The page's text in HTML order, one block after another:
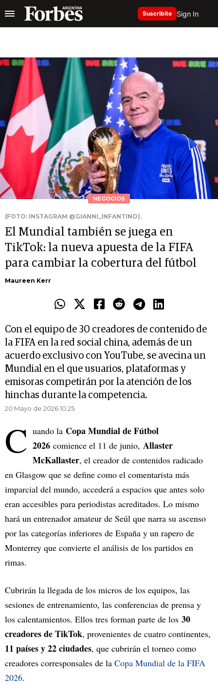
Suscribite Sign In
NEGOCIOS
(FOTO: INSTAGRAM @GIANNI_INFANTINO).
El Mundial también se juega en
TikTok: la nueva apuesta de la FIFA
para cambiar la cobertura del fútbol
Maureen Kerr
Con el equipo de 30 creadores de contenido de
la FIFA en la red social china, además de un
acuerdo exclusivo con YouTube, se avecina un
Mundial en el que usuarios, plataformas y
emisoras competirán por la atención de los
hinchas durante la competencia.
20 Mayo de 2026 10.25
C uando la Copa Mundial de Fútbol
2026 comience el 11 de junio, Allaster
McKallaster, el creador de contenidos radicado
en Glasgow que se define como el comentarista más
imparcial del mundo, accederá a espacios que antes solo
eran accesibles para periodistas acreditados. Lo mismo
hará un entrenador amateur de Seúl que narra su ascenso
por las categorías inferiores de España y un rapero de
Monterrey que convierte el análisis de los partidos en
rimas.
Cubrirán la llegada de los micros de los equipos, las
sesiones de entrenamiento, las conferencias de prensa y
los calentamientos. Ellos tres forman parte de los 30
creadores de TikTok, provenientes de cuatro continentes,
11 países y 22 ciudades, que cubrirán el torneo como
creadores corresponsales de la Copa Mundial de la FIFA
2026.